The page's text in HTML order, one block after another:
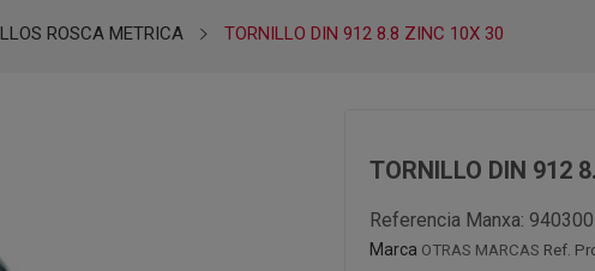
ROSCA METRICA TORNILLO DIN 912 8.8 ZINC 10X 30
TORNILLO DIN 912
Referencia Manxa: 940300
Marca OTRAS MARCAS Ref.